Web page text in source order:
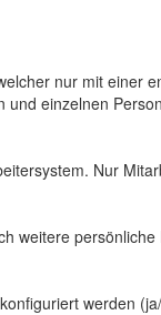
nur mit einer
einzelnen
Nur
weitere
werden